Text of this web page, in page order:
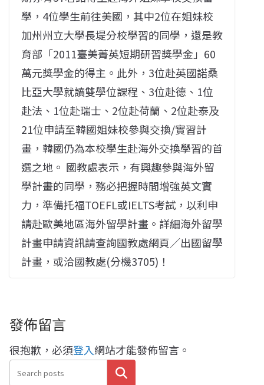
學，4位學生前往美國，其中2位在姐妹校
加州州立大學長堤分校學習的同學，還是教
育部「2011臺美菁英短期研習獎學金」60
萬元獎學金的得主。此外，3位赴英國諾桑
比亞大學就讀雙學位課程、3位赴德、1位
赴法、1位赴瑞士、2位赴荷蘭、2位赴泰及
21位申請至韓國姐妹校參與交換/實習計
畫，韓國仍為本校學生赴海外交換學習的首
選之地。 國教處表示，有興趣參與海外留
學計畫的同學，務必把握時間增強英文實
力，準備托福TOEFL或IELTS考試，以利申
請赴歐美地區海外留學計畫。詳細海外留學
計畫申請資訊請查詢國教處網頁／出國留學
計畫，或洽國教處(分機3705)！
發佈留言
很抱歉，必須登入網站才能發佈留言。
搜尋